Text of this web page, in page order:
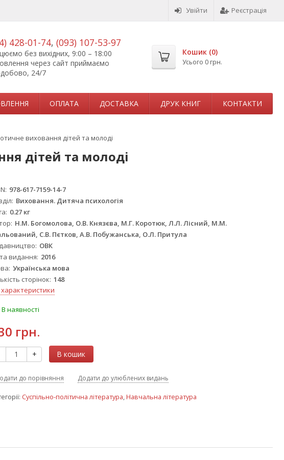
Увійти Реєстрація
428-01-74, (093) 107-53-97
без вихідних, 9:00 – 18:00
через сайт приймаємо
24/7
Кошик (0)
Усього 0 грн.
ОПЛАТА ДОСТАВКА ДРУК КНИГ КОНТАКТИ
виховання дітей та молоді
дітей та молоді
978-617-7159-14-7
Виховання. Дитяча психологія
0.27 кг
Н.М. Богомолова, О.В. Князєва, М.Г. Коротюк, Л.Л. Лісний, М.М.
С.В. Пєтков, А.В. Побужанська, О.Л. Притула
ОВК
видання 2016
Українська мова
сторінок 148
характеристики
В наявності
грн.
+ В кошик
до порівняння Додати до улюблених видань
Суспільно-політична література,Навчальна література